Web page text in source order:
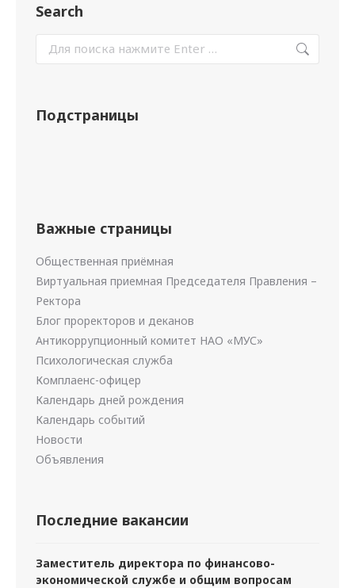
Search
Подстраницы
Важные страницы
Общественная приёмная
Виртуальная приемная Председателя Правления –
Ректора
Блог проректоров и деканов
Антикоррупционный комитет НАО «МУС»
Психологическая служба
Комплаенс-офицер
Календарь дней рождения
Календарь событий
Новости
Объявления
Последние вакансии
Заместитель директора по финансово-
экономической службе и общим вопросам